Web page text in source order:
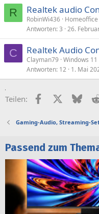
R Realtek audio
RobinWi436
Antworten 3 26.
C Realtek Audio
Clayman79 Windows 11
Antworten 12 1. Mai
Teilen: FacebookX (Twitter)
Gaming-Audio, Streaming-
Passend zum